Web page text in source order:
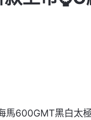
馬600GMT黑白太